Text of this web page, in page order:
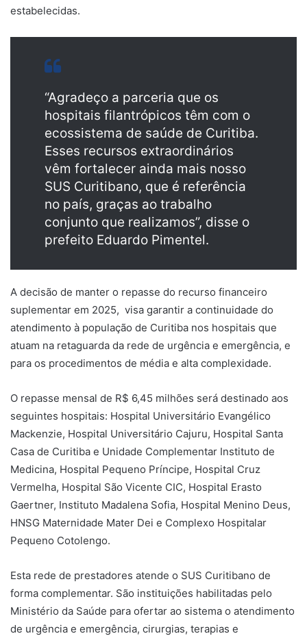
estabelecidas.
“Agradeço a parceria que os
hospitais filantrópicos têm com o
ecossistema de saúde de Curitiba.
Esses recursos extraordinários
vêm fortalecer ainda mais nosso
SUS Curitibano, que é referência
no país, graças ao trabalho
conjunto que realizamos”, disse o
prefeito Eduardo Pimentel.
A decisão de manter o repasse do recurso financeiro
suplementar em 2025, visa garantir a continuidade do
atendimento à população de Curitiba nos hospitais que
atuam na retaguarda da rede de urgência e emergência, e
para os procedimentos de média e alta complexidade.
O repasse mensal de R$ 6,45 milhões será destinado aos
seguintes hospitais: Hospital Universitário Evangélico
Mackenzie, Hospital Universitário Cajuru, Hospital Santa
Casa de Curitiba e Unidade Complementar Instituto de
Medicina, Hospital Pequeno Príncipe, Hospital Cruz
Vermelha, Hospital São Vicente CIC, Hospital Erasto
Gaertner, Instituto Madalena Sofia, Hospital Menino Deus,
HNSG Maternidade Mater Dei e Complexo Hospitalar
Pequeno Cotolengo.
Esta rede de prestadores atende o SUS Curitibano de
forma complementar. São instituições habilitadas pelo
Ministério da Saúde para ofertar ao sistema o atendimento
de urgência e emergência, cirurgias, terapias e